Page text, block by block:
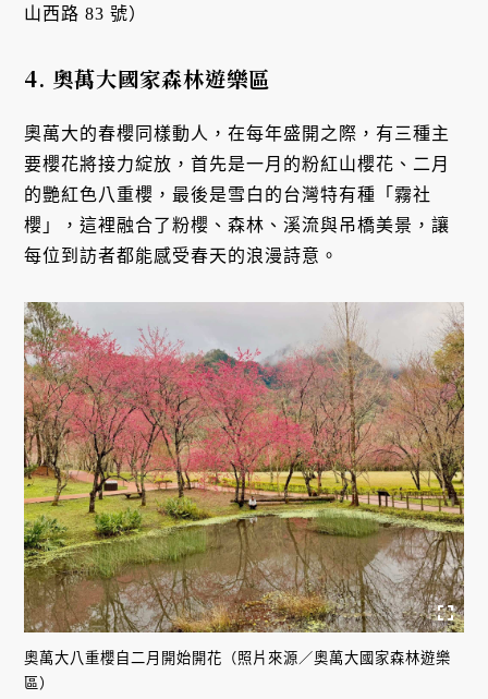
山西路 83 號）
4. 奧萬大國家森林遊樂區
奧萬大的春櫻同樣動人，在每年盛開之際，有三種主
要櫻花將接力綻放，首先是一月的粉紅山櫻花、二月
的艷紅色八重櫻，最後是雪白的台灣特有種「霧社
櫻」，這裡融合了粉櫻、森林、溪流與吊橋美景，讓
每位到訪者都能感受春天的浪漫詩意。
奧萬大八重櫻自二月開始開花（照片來源／奧萬大國家森林遊樂
區）